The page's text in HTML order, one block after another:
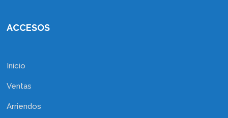
ACCESOS
Inicio
Ventas
Arriendos